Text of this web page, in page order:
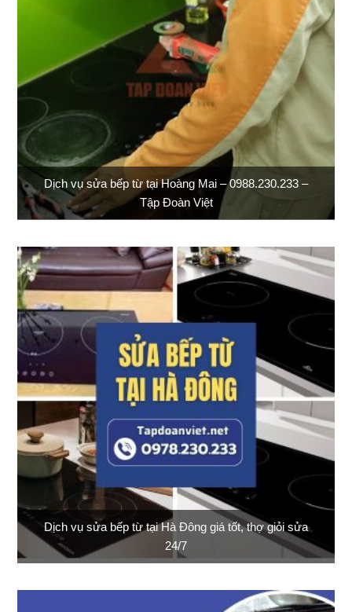
Dịch vụ sửa bếp từ tại Hoàng Mai – 0988.230.233 –
Tập Đoàn Việt
Dịch vụ sửa bếp từ tại Hà Đông giá tốt, thợ giỏi sửa
24/7